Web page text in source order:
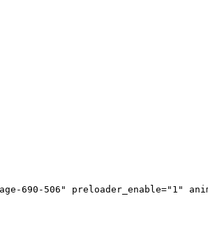
690-506" preloader_enable="1"